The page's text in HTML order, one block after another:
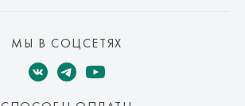
МЫ В СОЦСЕТЯХ